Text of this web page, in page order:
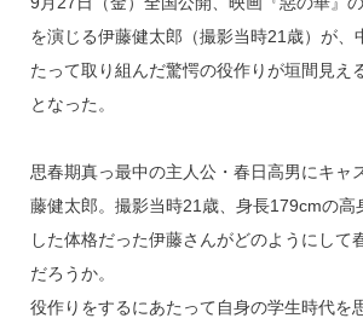
を演じる伊藤健太郎（撮影当時21歳）が、
たって取り組んだ驚愕の役作りが垣間見え
となった。
思春期真っ最中の主人公・春日高男にキャ
藤健太郎。撮影当時21歳、身長179cmの高
した体格だった伊藤さんがどのようにして
だろうか。
役作りをするにあたって自身の学生時代を